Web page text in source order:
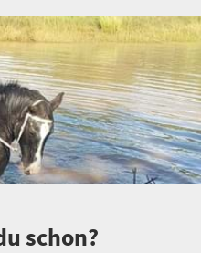
schon?